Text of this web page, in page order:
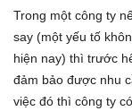
Trong một công ty
say (một yếu tố
hiện nay) thì trước
đảm bảo được nhu
việc đó thì công ty